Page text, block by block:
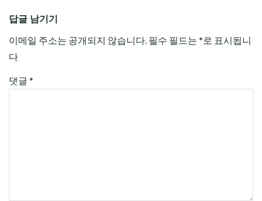
답글 남기기
이메일 주소는 공개되지 않습니다. 필수 필드는 * 로 표시됩니
다
댓글 *